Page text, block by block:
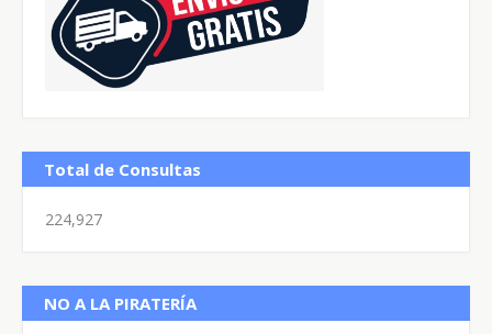
Total de Consultas
224,927
NO A LA PIRATERÍA